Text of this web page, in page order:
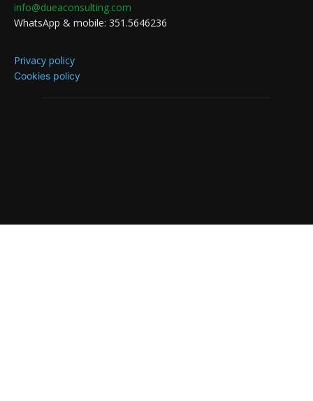
info@dueaconsulting.com
WhatsApp & mobile: 351.5646236
Privacy policy
Cookies policy